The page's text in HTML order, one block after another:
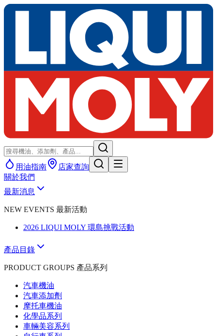
用油指南
店家查詢
關於我們
最新消息
NEW EVENTS 最新活動
2026 LIQUI MOLY 環島挑戰活動
產品目錄
PRODUCT GROUPS 產品系列
汽車機油
汽車添加劑
摩托車機油
化學品系列
車輛美容系列